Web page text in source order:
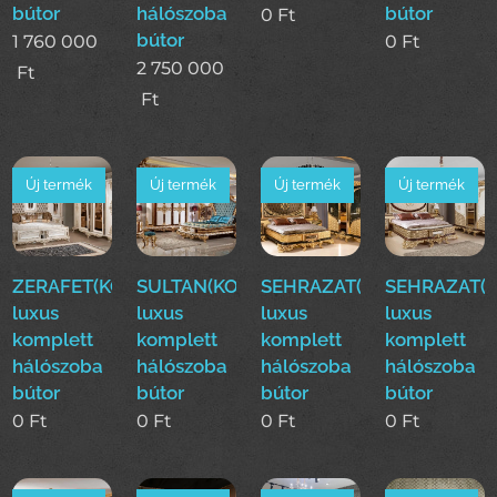
bútor
1 760 000
Ft
hálószoba
bútor
2 750 000
Ft
0 Ft
bútor
0 Ft
ZERAFET(KOYUN)Klasszikus
luxus
komplett
hálószoba
bútor
Új termék
0 Ft
SULTAN(KOYUN)Klasszikus
luxus
komplett
hálószoba
bútor
Új termék
0 Ft
luxus
komplett
hálószoba
bútor
Új termék
0 Ft
luxus
komplett
hálószoba
bútor
Új termék
0 Ft